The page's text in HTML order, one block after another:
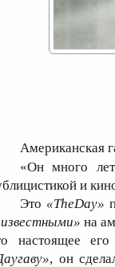
Американская
«Он много
и
Это «TheDay»
на
настоящее
, он